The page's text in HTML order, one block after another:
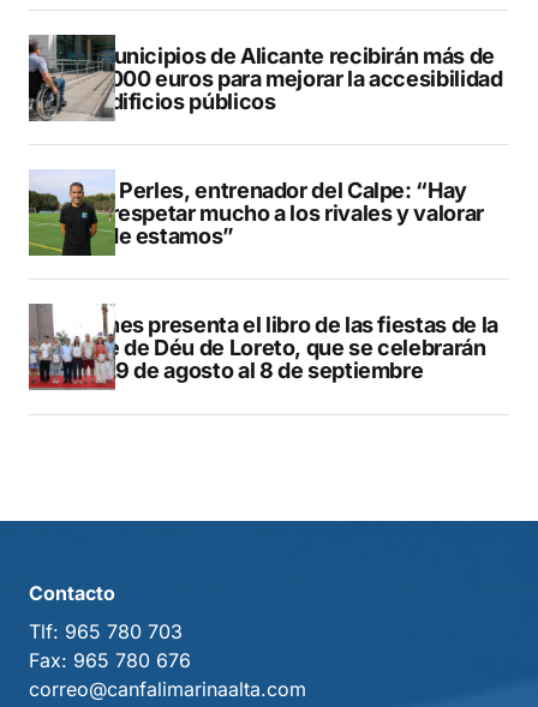
13 municipios de Alicante recibirán más de
547.000 euros para mejorar la accesibilidad
de edificios públicos
Pere Perles, entrenador del Calpe: “Hay
que respetar mucho a los rivales y valorar
dónde estamos”
Duanes presenta el libro de las fiestas de la
Mare de Déu de Loreto, que se celebrarán
del 29 de agosto al 8 de septiembre
Contacto
Tlf: 965 780 703
Fax: 965 780 676
correo@canfalimarinaalta.com